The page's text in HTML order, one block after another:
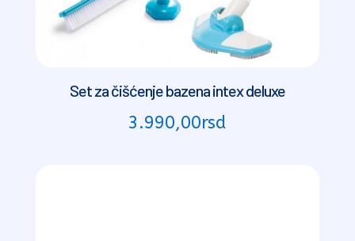
Set za čišćenje bazena intex deluxe
3.990,00rsd